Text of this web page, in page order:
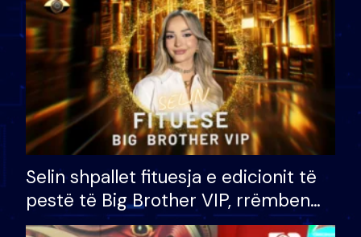
Selin shpallet fituesja e edicionit të
pestë të Big Brother VIP, rrëmben
çmimin e madh prej 100 mijë eurosh